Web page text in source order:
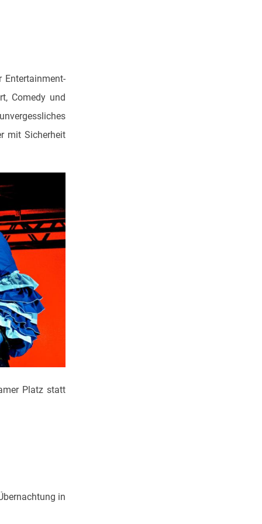
Comedy und
mit Sicherheit
Platz statt
in